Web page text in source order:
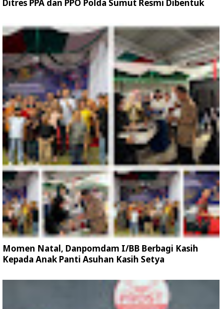
Ditres PPA dan PPO Polda Sumut Resmi Dibentuk
Momen Natal, Danpomdam I/BB Berbagi Kasih
Kepada Anak Panti Asuhan Kasih Setya